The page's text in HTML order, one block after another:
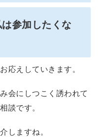
参加したくな
応えしていきます。
会にしつこく誘われて
談です。
しますね。